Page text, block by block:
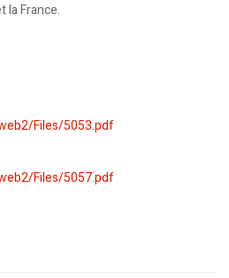
la France.
Files/5053.pdf
Files/5057.pdf